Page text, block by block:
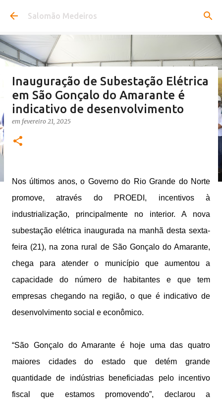
Pular para o conteúdo principal
Salomão Medeiros
Inauguração de Subestação Elétrica
em São Gonçalo do Amarante é
indicativo de desenvolvimento
em fevereiro 21, 2025
Nos últimos anos, o Governo do Rio Grande do Norte
promove, através do PROEDI, incentivos à
industrialização, principalmente no interior. A nova
subestação elétrica inaugurada na manhã desta sexta-
feira (21), na zona rural de São Gonçalo do Amarante,
chega para atender o município que aumentou a
capacidade do número de habitantes e que tem
empresas chegando na região, o que é indicativo de
desenvolvimento social e econômico.
“São Gonçalo do Amarante é hoje uma das quatro
maiores cidades do estado que detém grande
quantidade de indústrias beneficiadas pelo incentivo
fiscal que estamos promovendo”, declarou a